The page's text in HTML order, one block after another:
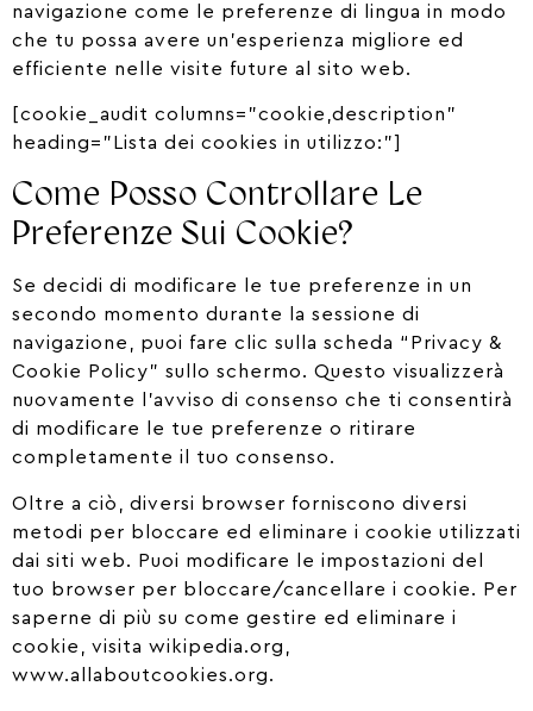
navigazione come le preferenze di lingua in modo
che tu possa avere un’esperienza migliore ed
efficiente nelle visite future al sito web.
[cookie_audit columns=”cookie,description”
heading=”Lista dei cookies in utilizzo:”]
Come Posso Controllare Le
Preferenze Sui Cookie?
Se decidi di modificare le tue preferenze in un
secondo momento durante la sessione di
navigazione, puoi fare clic sulla scheda “Privacy &
Cookie Policy” sullo schermo. Questo visualizzerà
nuovamente l’avviso di consenso che ti consentirà
di modificare le tue preferenze o ritirare
completamente il tuo consenso.
Oltre a ciò, diversi browser forniscono diversi
metodi per bloccare ed eliminare i cookie utilizzati
dai siti web. Puoi modificare le impostazioni del
tuo browser per bloccare/cancellare i cookie. Per
saperne di più su come gestire ed eliminare i
cookie, visita wikipedia.org,
www.allaboutcookies.org.